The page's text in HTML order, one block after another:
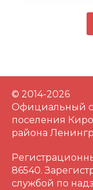
© 2014-2026
Официальный
поселения
района
86540.
службой по